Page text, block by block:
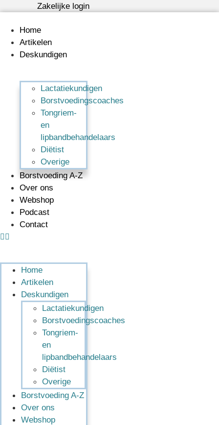
inhoud
Zakelijke login
Home
Artikelen
Deskundigen
Lactatiekundigen
Borstvoedingscoaches
Tongriem-
en
lipbandbehandelaars
Diëtist
Overige
Borstvoeding A-Z
Over ons
Webshop
Podcast
Contact
Home
Artikelen
Deskundigen
Lactatiekundigen
Borstvoedingscoaches
Tongriem-
en
lipbandbehandelaars
Diëtist
Overige
Borstvoeding A-Z
Over ons
Webshop